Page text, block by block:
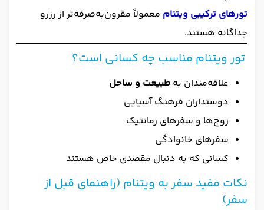
تورهای ترکیبی ویتنام معمولاً مقرون‌به‌صرفه‌تر از رزرو
جداگانه هستند.
تور ویتنام مناسب چه کسانی است؟
علاقه‌مندان به طبیعت و ساحل
دوستداران فرهنگ آسیایی
زوج‌ها و سفرهای رمانتیک
سفرهای خانوادگی
کسانی که به دنبال مقصدی خاص هستند
نکات مفید سفر به ویتنام (راهنمای قبل از
سفر)